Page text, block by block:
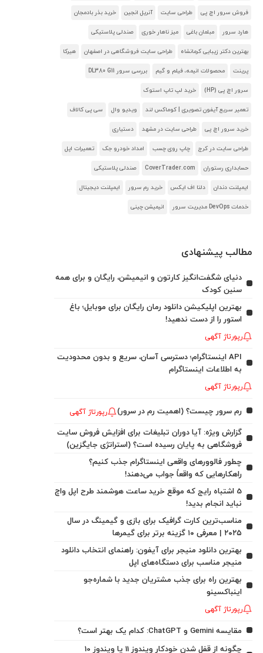
فروش سرور اچ پی طراحی سایت آنریل انجین خرید بذر بادمجان
هارد سرور مبلمان باغی میز ناهار خوری صندلی پلاستیکی
بهترین دکتر زیبایی کرمانشاه طراحی سایت فروشگاهی در اصفهان هیرکا
پرینت محصولات انیمه، فیلم و گیم بررسی سرور DL380 G11
سرور اچ پی (HP) خرید لپ تاپ استوک
تعمیر سریع آیفون تصویری | کوماکس لند ویدیو وال سی پی کالاف
خرید سرور اچ پی طراحی سایت در مشهد دستیاری
طراحی سایت در کرج چاپ روی چسب امداد خودرو جک تعمیرات اپل
حسابداری رستوران CoverTrader.com صندلی پلاستیکی
ایمپلنت دندان دلتا اف ایکس خرید رم سرور ایمپلنت دیجیتال
خدمات DevOps مدیریت سرور انیمیشن چینی
مطالب پیشنهادی
دنیای شگفت‌انگیز کارتون و انیمیشن، رایگان و برای همه
سنین کودک
بهترین اپلیکیشن دانلود رمان رایگان برای موبایل؛ باغ
استور را از دست ندهید!
رپورتاژ آگهی
API اینستاگرام؛ دسترسی آسان، سریع و بدون محدودیت
به اطلاعات اینستاگرام
رپورتاژ آگهی
رم سرور چیست؟ (اهمیت رم در سرور) رپورتاژ آگهی
گزارش ویژه: آیا دوران تبلیغات برای افزایش فروش سایت
فروشگاهی به پایان رسیده است؟ (استراتژی جایگزین)
چطور فالوورهای واقعی اینستاگرام جذب کنیم؟
راهکارهایی که واقعاً جواب می‌دهند!
5 اشتباه رایج که موقع خرید ساعت هوشمند طرح اپل واچ
نباید انجام بدید!
مناسب‌ترین کارت گرافیک برای بازی و گیمینگ در سال
۲۰۲۵ | معرفی ۱۰ گزینه برتر برای گیمرها
بهترین دانلود منیجر برای آیفون: راهنمای انتخاب دانلود
منیجر مناسب برای دستگاه‌های اپل
بهترین راه برای جذب مشتریان جدید با شماره‌جو
اینباکسینو
رپورتاژ آگهی
مقایسه Gemini و ChatGPT: کدام یک بهتر است؟
چگونه از قفل شدن خودکار ویندوز 11 یا ویندوز 10